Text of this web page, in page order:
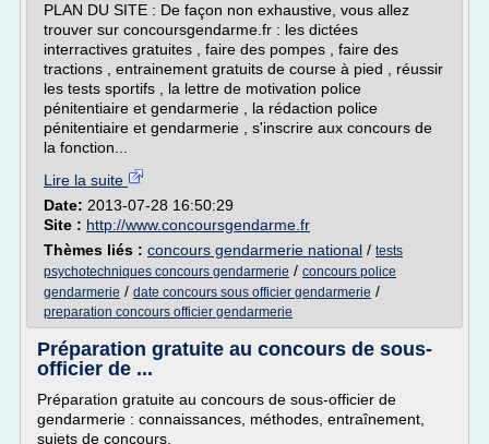
PLAN DU SITE : De façon non exhaustive, vous allez
trouver sur concoursgendarme.fr : les dictées
interractives gratuites , faire des pompes , faire des
tractions , entrainement gratuits de course à pied , réussir
les tests sportifs , la lettre de motivation police
pénitentiaire et gendarmerie , la rédaction police
pénitentiaire et gendarmerie , s'inscrire aux concours de
la fonction...
Lire la suite
Date: 2013-07-28 16:50:29
Site : http://www.concoursgendarme.fr
Thèmes liés : concours gendarmerie national / tests
psychotechniques concours gendarmerie / concours police
gendarmerie / date concours sous officier gendarmerie /
preparation concours officier gendarmerie
Préparation gratuite au concours de sous-
officier de ...
Préparation gratuite au concours de sous-officier de
gendarmerie : connaissances, méthodes, entraînement,
sujets de concours.